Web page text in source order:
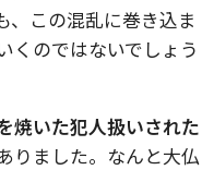
、この混乱に巻き込ま
くのではないでしょう
焼いた犯人扱いされた
りました。なんと大仏